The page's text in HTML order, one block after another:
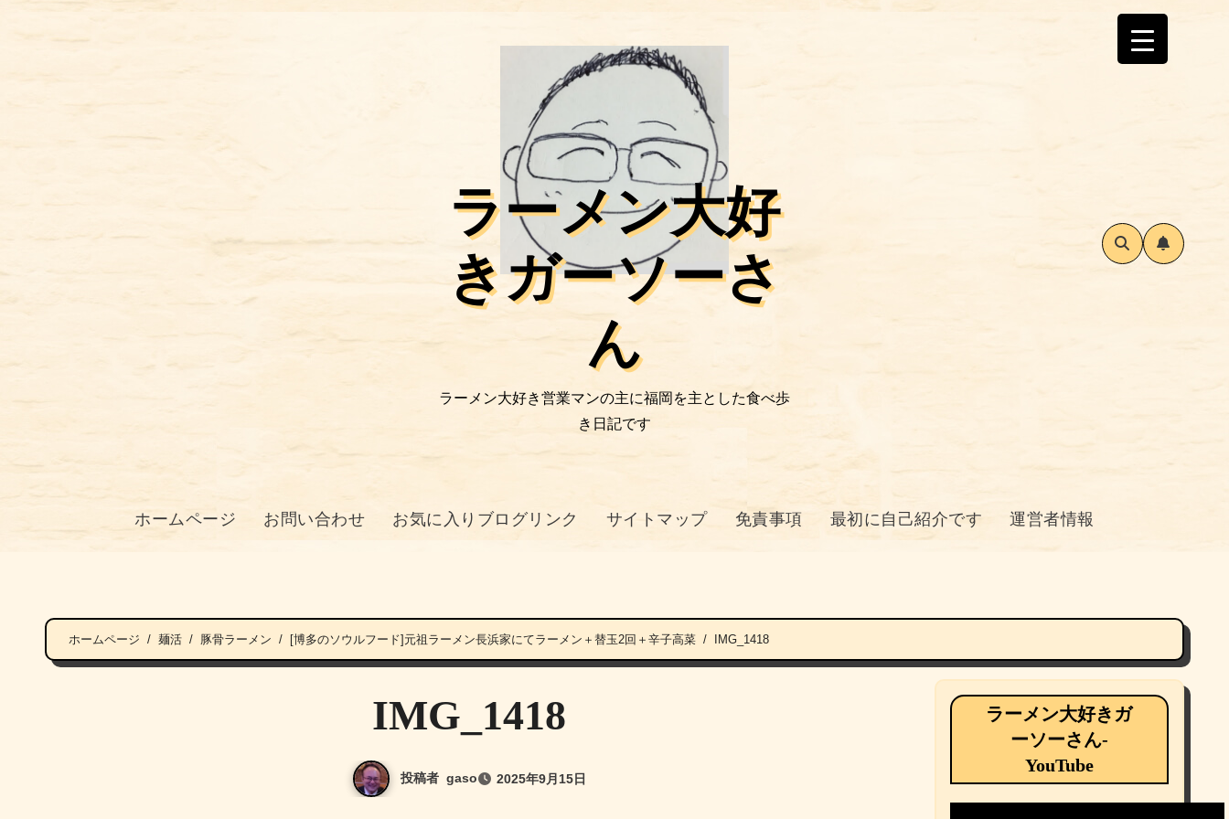
ラーメン大好
きガーソーさ
ん
ラーメン大好き営業マンの主に福岡を主とした食べ歩
き日記です
ホームページ お問い合わせ お気に入りブログリンク サイトマップ 免責事項 最初に自己紹介です 運営者情報
ホームページ 麺活 豚骨ラーメン [博多のソウルフード]元祖ラーメン長浜家にてラーメン＋替玉2回＋辛子高菜 IMG_1418
IMG_1418
投稿者 gaso 2025年9月15日
ラーメン大好きガ
ーソーさん-
YouTube